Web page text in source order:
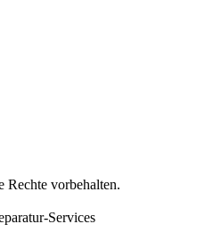
Rechte vorbehalten.
Services